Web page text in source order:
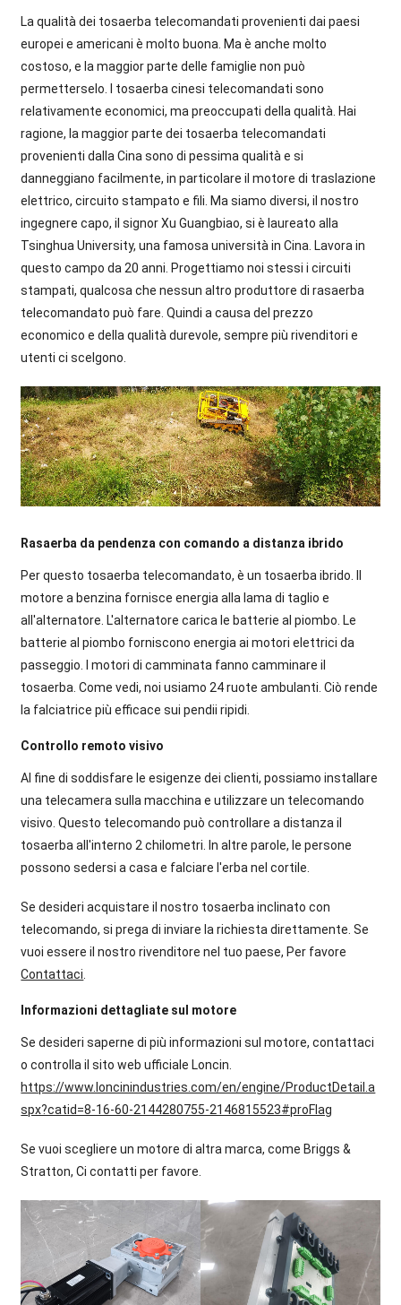
La qualità dei tosaerba telecomandati provenienti dai paesi
europei e americani è molto buona. Ma è anche molto
costoso, e la maggior parte delle famiglie non può
permetterselo. I tosaerba cinesi telecomandati sono
relativamente economici, ma preoccupati della qualità. Hai
ragione, la maggior parte dei tosaerba telecomandati
provenienti dalla Cina sono di pessima qualità e si
danneggiano facilmente, in particolare il motore di traslazione
elettrico, circuito stampato e fili. Ma siamo diversi, il nostro
ingegnere capo, il signor Xu Guangbiao, si è laureato alla
Tsinghua University, una famosa università in Cina. Lavora in
questo campo da 20 anni. Progettiamo noi stessi i circuiti
stampati, qualcosa che nessun altro produttore di rasaerba
telecomandato può fare. Quindi a causa del prezzo
economico e della qualità durevole, sempre più rivenditori e
utenti ci scelgono.
Rasaerba da pendenza con comando a distanza ibrido
Per questo tosaerba telecomandato, è un tosaerba ibrido. Il
motore a benzina fornisce energia alla lama di taglio e
all'alternatore. L'alternatore carica le batterie al piombo. Le
batterie al piombo forniscono energia ai motori elettrici da
passeggio. I motori di camminata fanno camminare il
tosaerba. Come vedi, noi usiamo 24 ruote ambulanti. Ciò rende
la falciatrice più efficace sui pendii ripidi.
Controllo remoto visivo
Al fine di soddisfare le esigenze dei clienti, possiamo installare
una telecamera sulla macchina e utilizzare un telecomando
visivo. Questo telecomando può controllare a distanza il
tosaerba all'interno 2 chilometri. In altre parole, le persone
possono sedersi a casa e falciare l'erba nel cortile.
Se desideri acquistare il nostro tosaerba inclinato con
telecomando, si prega di inviare la richiesta direttamente. Se
vuoi essere il nostro rivenditore nel tuo paese, Per favore
Contattaci.
Informazioni dettagliate sul motore
Se desideri saperne di più informazioni sul motore, contattaci
o controlla il sito web ufficiale Loncin.
https://www.loncinindustries.com/en/engine/ProductDetail.a
spx?catid=8-16-60-2144280755-2146815523#proFlag
Se vuoi scegliere un motore di altra marca, come Briggs &
Stratton, Ci contatti per favore.